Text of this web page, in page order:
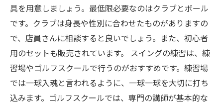
具を用意しましょう。最低限必要なのはクラブとボール
です。クラブは身長や性別に合わせたものがありますの
で、店員さんに相談すると良いでしょう。また、初心者
用のセットも販売されています。 スイングの練習は、練
習場やゴルフスクールで行うのがおすすめです。練習場
では一球入魂と言われるように、一球一球を大切に打ち
込みます。ゴルフスクールでは、専門の講師が基本的な